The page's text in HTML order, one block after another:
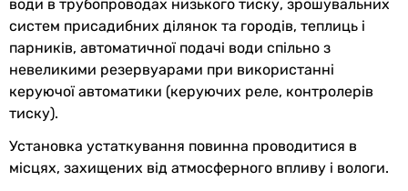
Максимальна
потужність
750 Вт
Клас захисту IP44
Клас ізоляції B
води в трубопроводах низького тиску, зрошувальних
систем присадибних ділянок та городів, теплиць і
парників, автоматичної подачі води спільно з
невеликими резервуарами при використанні
керуючої автоматики (керуючих реле, контролерів
тиску).
Установка устаткування повинна проводитися в
місцях, захищених від атмосферного впливу і вологи.